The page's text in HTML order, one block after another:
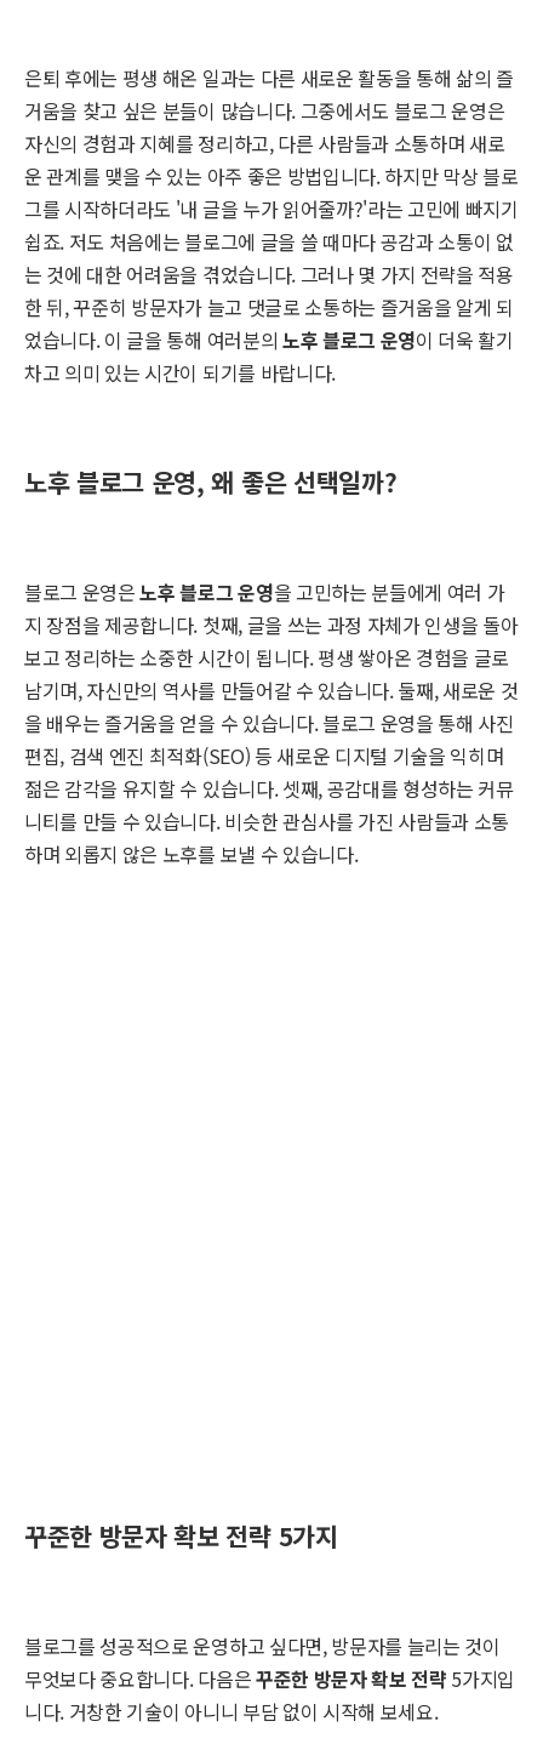
은퇴 후에는 평생 해온 일과는 다른 새로운 활동을 통해 삶의 즐
거움을 찾고 싶은 분들이 많습니다. 그중에서도 블로그 운영은
자신의 경험과 지혜를 정리하고, 다른 사람들과 소통하며 새로
운 관계를 맺을 수 있는 아주 좋은 방법입니다. 하지만 막상 블로
그를 시작하더라도 '내 글을 누가 읽어줄까?'라는 고민에 빠지기
쉽죠. 저도 처음에는 블로그에 글을 쓸 때마다 공감과 소통이 없
는 것에 대한 어려움을 겪었습니다. 그러나 몇 가지 전략을 적용
한 뒤, 꾸준히 방문자가 늘고 댓글로 소통하는 즐거움을 알게 되
었습니다. 이 글을 통해 여러분의 노후 블로그 운영이 더욱 활기
차고 의미 있는 시간이 되기를 바랍니다.
노후 블로그 운영, 왜 좋은 선택일까?
블로그 운영은노후 블로그 운영을 고민하는 분들에게 여러 가
지 장점을 제공합니다. 첫째, 글을 쓰는 과정 자체가 인생을 돌아
보고 정리하는 소중한 시간이 됩니다. 평생 쌓아온 경험을 글로
남기며, 자신만의 역사를 만들어갈 수 있습니다. 둘째, 새로운 것
을 배우는 즐거움을 얻을 수 있습니다. 블로그 운영을 통해 사진
편집, 검색 엔진 최적화(SEO) 등 새로운 디지털 기술을 익히며
젊은 감각을 유지할 수 있습니다. 셋째, 공감대를 형성하는 커뮤
니티를 만들 수 있습니다. 비슷한 관심사를 가진 사람들과 소통
하며 외롭지 않은 노후를 보낼 수 있습니다.
꾸준한 방문자 확보 전략 5가지
블로그를 성공적으로 운영하고 싶다면, 방문자를 늘리는 것이
무엇보다 중요합니다. 다음은꾸준한 방문자 확보 전략 5가지입
니다. 거창한 기술이 아니니 부담 없이 시작해 보세요.